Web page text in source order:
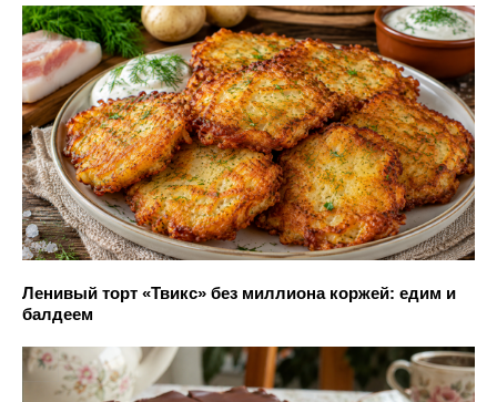
Ленивый торт «Твикс» без миллиона коржей: едим и
балдеем